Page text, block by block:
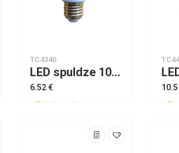
TC4340
LED spuldze 10W E27 R80 4500K VTAC
6.52 €
Pieejams!